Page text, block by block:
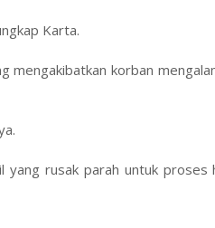
Karta.
mengakibatkan korban
yang rusak parah untuk proses